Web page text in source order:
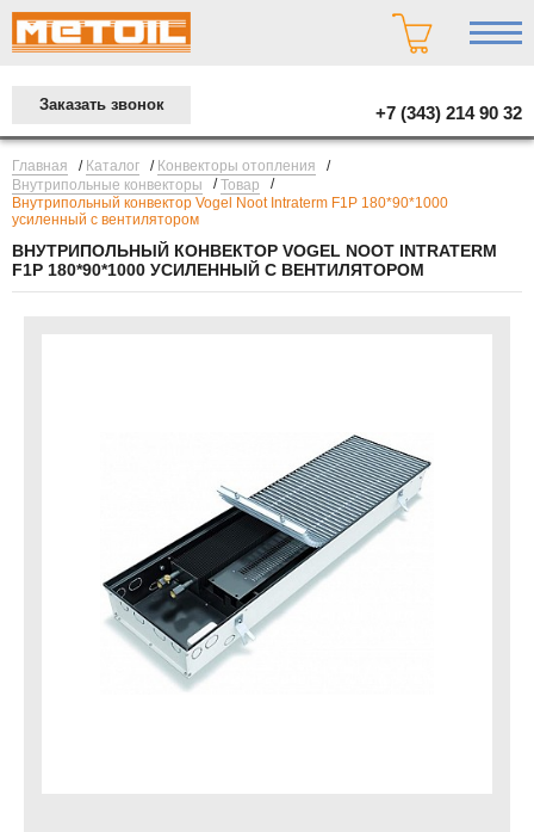
+7 (343) 214 90 32
Заказать звонок
Главная / Каталог / Конвекторы отопления
/
Внутрипольные конвекторы
/Товар
/
Внутрипольный конвектор Vogel Noot Intraterm F1P 180*90*1000
усиленный c вентилятором
ВНУТРИПОЛЬНЫЙ КОНВЕКТОР VOGEL NOOT INTRATERM
F1P 180*90*1000 УСИЛЕННЫЙ C ВЕНТИЛЯТОРОМ